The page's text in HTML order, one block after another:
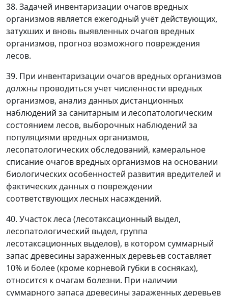
38. Задачей инвентаризации очагов вредных
организмов является ежегодный учёт действующих,
затухших и вновь выявленных очагов вредных
организмов, прогноз возможного повреждения
лесов.
39. При инвентаризации очагов вредных организмов
должны проводиться учет численности вредных
организмов, анализ данных дистанционных
наблюдений за санитарным и лесопатологическим
состоянием лесов, выборочных наблюдений за
популяциями вредных организмов,
лесопатологических обследований, камеральное
списание очагов вредных организмов на основании
биологических особенностей развития вредителей и
фактических данных о повреждении
соответствующих лесных насаждений.
40. Участок леса (лесотаксационный выдел,
лесопатологический выдел, группа
лесотаксационных выделов), в котором суммарный
запас древесины зараженных деревьев составляет
10% и более (кроме корневой губки в сосняках),
относится к очагам болезни. При наличии
суммарного запаса древесины зараженных деревьев